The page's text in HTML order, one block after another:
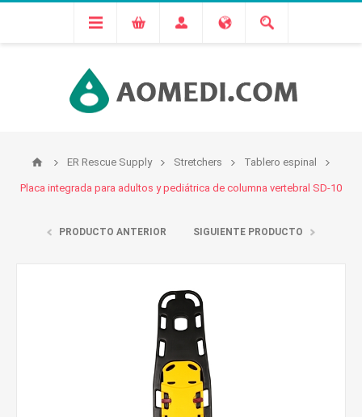
ER Rescue Supply Stretchers Tablero espinal
Placa integrada para adultos y pediátrica de columna vertebral SD-10
PRODUCTO ANTERIOR SIGUIENTE PRODUCTO